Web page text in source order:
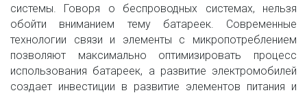
системы. Говоря о беспроводных системах, нельзя
обойти вниманием тему батареек. Современные
технологии связи и элементы с микропотреблением
позволяют максимально оптимизировать процесс
использования батареек, а развитие электромобилей
создает инвестиции в развитие элементов питания и